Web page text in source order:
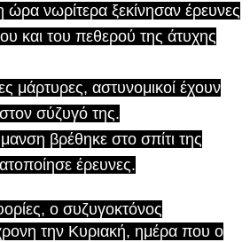
νωρίτερα ξεκίνησαν έρευνες
και του πεθερού της άτυχης
μάρτυρες, αστυνομικοί έχουν
σύζυγό της.
βρέθηκε στο σπίτι της
έρευνες.
ο συζυγοκτόνος
την Κυριακή, ημέρα που ο